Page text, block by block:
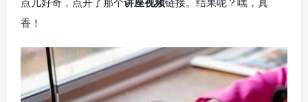
香！